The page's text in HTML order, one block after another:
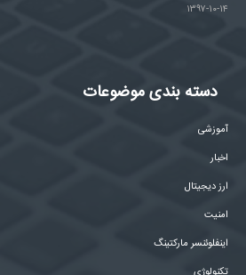
۱۳۹۷-۱۰-۱۴
دسته بندی موضوعات
آموزشی
اخبار
ارز دیجیتال
امنیت
اینفلوئنسر مارکتینگ